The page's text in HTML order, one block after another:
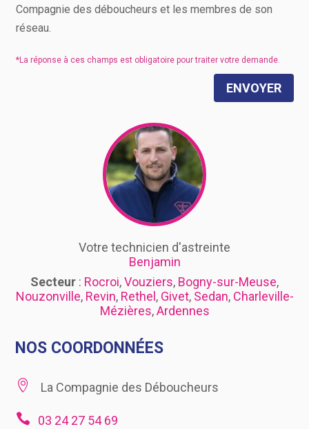
Compagnie des déboucheurs et les membres de son
réseau.
ENVOYER
Votre technicien d'astreinte
Benjamin
Secteur : Rocroi,Vouziers, Bogny-sur-Meuse,
Nouzonville, Revin, Rethel , Givet, Sedan, Charleville-
Mézières,Ardennes
NOS COORDONNÉES
 La Compagnie des Déboucheurs

03 24 27 54 69